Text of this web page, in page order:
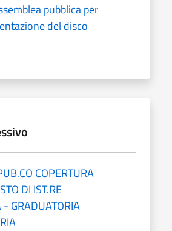
pubblica per
del disco
COPERTURA
DI IST.RE
- GRADUATORIA